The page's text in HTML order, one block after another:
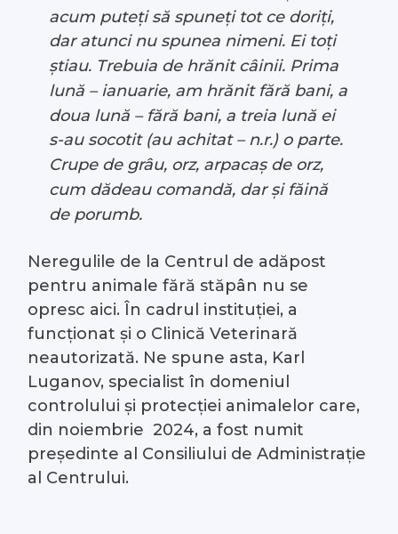
acum puteți să spuneți tot ce doriți,
dar atunci nu spunea nimeni. Ei toți
știau. Trebuia de hrănit câinii. Prima
lună – ianuarie, am hrănit fără bani, a
doua lună – fără bani, a treia lună ei
s-au socotit (au achitat – n.r.) o parte.
Crupe de grâu, orz, arpacaș de orz,
cum dădeau comandă, dar și făină
de porumb.
Neregulile de la Centrul de adăpost
pentru animale fără stăpân nu se
opresc aici. În cadrul instituției, a
funcționat și o Clinică Veterinară
neautorizată. Ne spune asta, Karl
Luganov, specialist în domeniul
controlului și protecției animalelor care,
din noiembrie 2024, a fost numit
președinte al Consiliului de Administrație
al Centrului.